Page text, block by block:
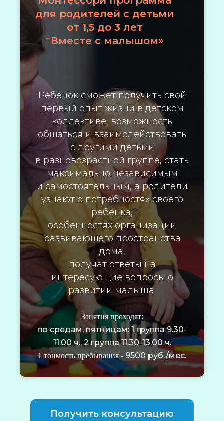
для родителей с детьми
от 1,5 до 3 лет
"Вместе с малышом»
Ребёнок сможет получить свой
первый опыт жизни в детском
коллективе, возможность
общаться и взаимодействовать
с другими детьми
в разновозрастной группе, стать
максимально независимым
и самостоятельным, а родители
узнают о потребностях своего
ребёнка,
особенностях организации
развивающего пространства
дома,
получат ответы на
интересующие вопросы о
развитии малыша.
Занятия проходят:
по средам, пятницам: 1 группа 9.30-
11.00 ч., 2 группа 11.30-13.00 ч.
Стоимость пребывания - 9500 руб./мес.
Получить консультацию